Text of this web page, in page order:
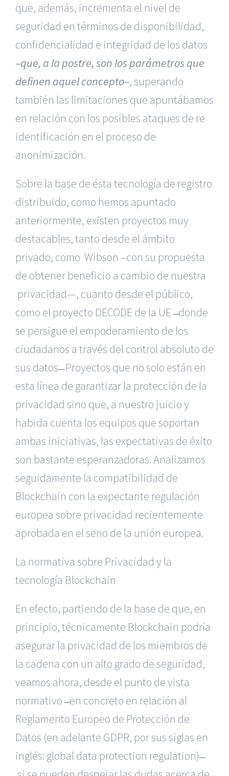
que, además, incrementa el nivel de
seguridad en términos de disponibilidad,
confidencialidad e integridad de los datos
–que, a la postre, son los parámetros que
definen aquel concepto–, superando
también las limitaciones que apuntábamos
en relación con los posibles ataques de re
identificación en el proceso de
anonimización.
Sobre la base de ésta tecnología de registro
distribuido, como hemos apuntado
anteriormente, existen proyectos muy
destacables, tanto desde el ámbito
privado, como Wibson –con su propuesta
de obtener beneficio a cambio de nuestra
privacidad—, cuanto desde el público,
como el proyecto DECODE de la UE ̶ donde
se persigue el empoderamiento de los
ciudadanos a través del control absoluto de
sus datos ̶ Proyectos que no solo están en
esta línea de garantizar la protección de la
privacidad sino que, a nuestro juicio y
habida cuenta los equipos que soportan
ambas iniciativas, las expectativas de éxito
son bastante esperanzadoras. Analizamos
seguidamente la compatibilidad de
Blockchain con la expectante regulación
europea sobre privacidad recientemente
aprobada en el seno de la unión europea.
La normativa sobre Privacidad y la
tecnología Blockchain
En efecto, partiendo de la base de que, en
principio, técnicamente Blockchain podría
asegurar la privacidad de los miembros de
la cadena con un alto grado de seguridad,
veamos ahora, desde el punto de vista
normativo ̶ en concreto en relación al
Reglamento Europeo de Protección de
Datos (en adelante GDPR, por sus siglas en
inglés: global data protection regulation) ̶